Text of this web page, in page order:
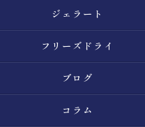
ジェラート
フリーズドライ
ブログ
コラム